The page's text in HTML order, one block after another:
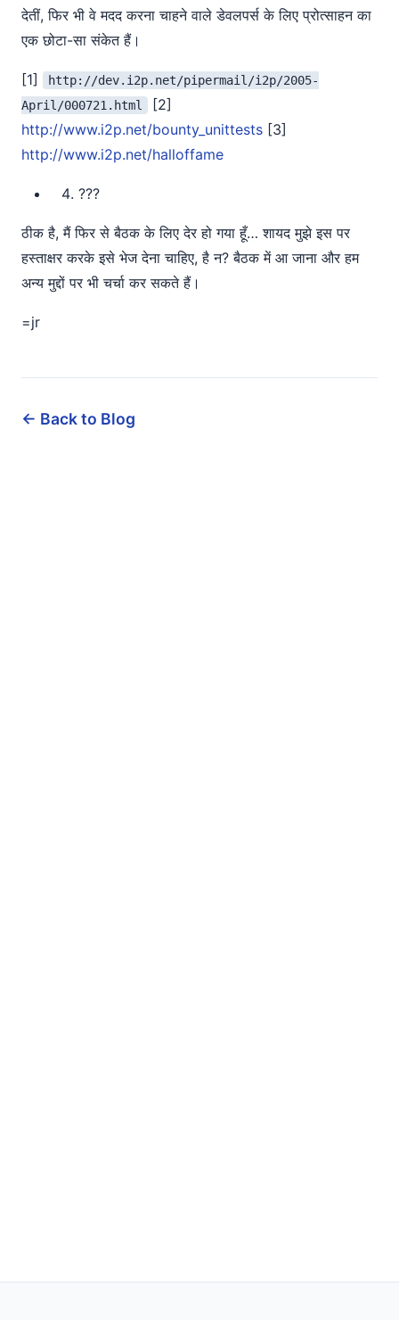
देतीं, फिर भी वे मदद करना चाहने वाले डेवलपर्स के लिए प्रोत्साहन का
एक छोटा-सा संकेत हैं।
[1]
http://dev.i2p.net/pipermail/i2p/2005-
April/000721.html
[2]
http://www.i2p.net/bounty_unittests [3]
http://www.i2p.net/halloffame
???
ठीक है, मैं फिर से बैठक के लिए देर हो गया हूँ… शायद मुझे इस पर
हस्ताक्षर करके इसे भेज देना चाहिए, है न? बैठक में आ जाना और हम
अन्य मुद्दों पर भी चर्चा कर सकते हैं।
=jr
← Back to Blog